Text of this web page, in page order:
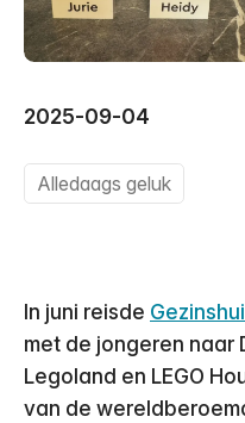
2025-09-04
Alledaags geluk
In juni reisde
met de jongeren naar
Legoland en LEGO
van de